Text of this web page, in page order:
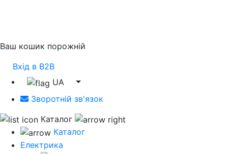
Ваш кошик порожній
Вхід в B2B
UA
Зворотній зв'язок
Каталог
Каталог
Електрика